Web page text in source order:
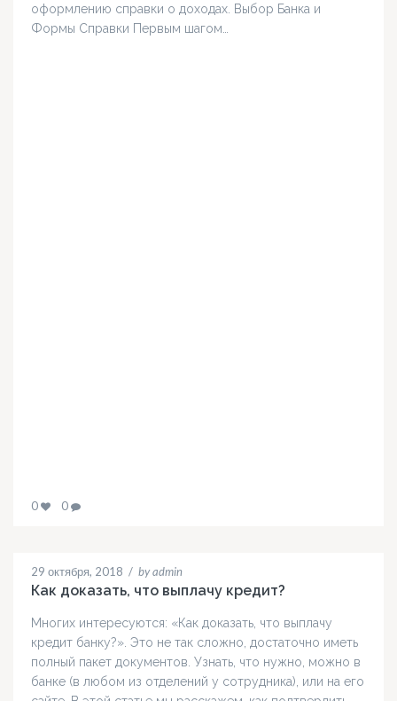
оформлению справки о доходах. Выбор Банка и
Формы Справки Первым шагом…
0 0
29 октября, 2018 / by admin
Как доказать, что выплачу кредит?
Многих интересуются: «Как доказать, что выплачу
кредит банку?». Это не так сложно, достаточно иметь
полный пакет документов. Узнать, что нужно, можно в
банке (в любом из отделений у сотрудника), или на его